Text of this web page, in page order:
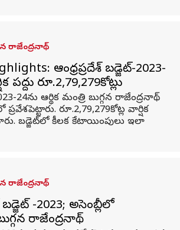
రాజేంద్రనాథ్
ఆంధ్రప్రదేశ్ బడ్జెట్-2023-
పద్దు రూ.2,79,279కోట్లు
24ను ఆర్థిక మంత్రి బుగ్గన రాజేంద్రనాథ్‌
రూ.2,79,279కోట్ల వార్షిక
బడ్జెట్‌లో కీలక కేటాయింపులు ఇలా
రాజేంద్రనాథ్
బడ్జెట్ -2023; అసెంబ్లీలో
రాజేంద్రనాథ్